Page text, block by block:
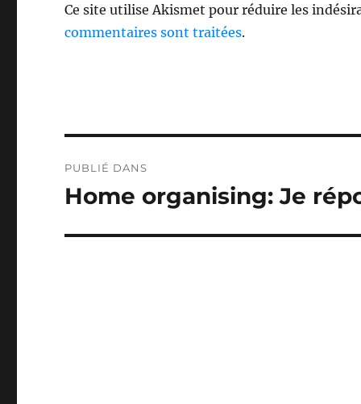
Ce site utilise Akismet pour réduire les
commentaires sont traitées.
de
l’article
PUBLIÉ DANS
Home organising: Je